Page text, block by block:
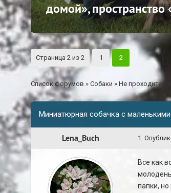
домой»,
Страница 2 из 2 1 2
Список форумов » Собаки » Не проходите
Миниатюрная собачка с
Lena_Buch 1 .
Все как
папки,